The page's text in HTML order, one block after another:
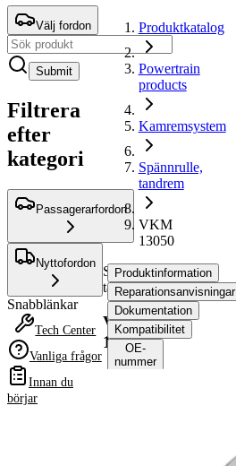
Välj fordon
Submit
Filtrera
efter
kategori
Passagerarfordon
Nyttofordon
Snabblänkar
Tech Center
Vanliga frågor
Innan du
börjar
Produktkatalog
Powertrain
products
Kamremsystem
Spännrulle,
tandrem
VKM
13050
Spännrulle,
tandrem
VKM
13050
Produktinformation
Reparationsanvisningar
Dokumentation
Kompatibilitet
OE-
nummer